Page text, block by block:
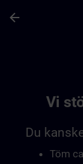
arrow_back
Vi
Du
Töm